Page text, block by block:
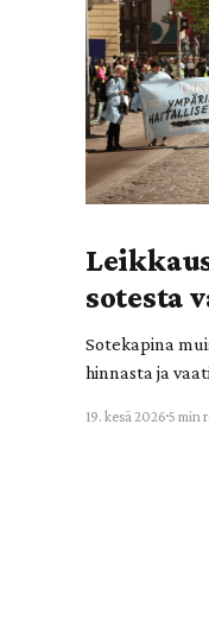
sotesta
Sotekapina
hinnasta ja
19. kesä 2026 5 min